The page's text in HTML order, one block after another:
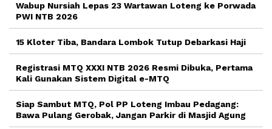
Wabup Nursiah Lepas 23 Wartawan Loteng ke Porwada
PWI NTB 2026
15 Kloter Tiba, Bandara Lombok Tutup Debarkasi Haji
Registrasi MTQ XXXI NTB 2026 Resmi Dibuka, Pertama
Kali Gunakan Sistem Digital e-MTQ
Siap Sambut MTQ, Pol PP Loteng Imbau Pedagang:
Bawa Pulang Gerobak, Jangan Parkir di Masjid Agung